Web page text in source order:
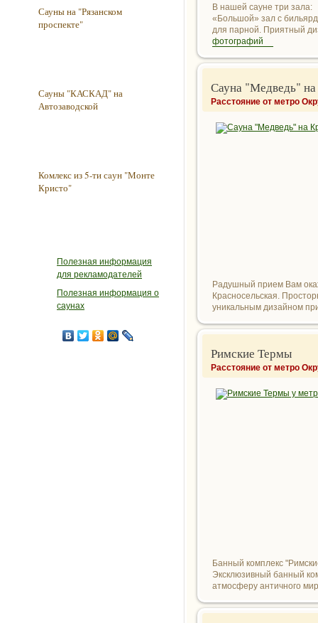
В нашей сауне три зала:
«Большой» зал с
для парной. Приятный
фотографий
Сауна "Медведь" на
Расстояние от метро
Радушный прием Вам
Красносельская.
уникальным дизайном
Римские Термы
Расстояние от метро
Банный комплекс
Эксклюзивный банный
атмосферу античного
Сауны на "Рязанском
проспекте"
Сауны "КАСКАД" на
Автозаводской
Комлекс из 5-ти сaун "Монте
Кристо"
Полезная информация
для рекламодателей
Полезная информация о
саунах